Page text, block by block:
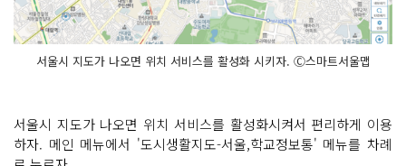
서울시 지도가 나오면 위치 서비스를 활성화 시키자. Ⓒ스마트서울맵
서울시 지도가 나오면 위치 서비스를 활성화시켜서 편리하게 이용
하자. 메인 메뉴에서 '도시생활지도-서울,학교정보통' 메뉴를 차례